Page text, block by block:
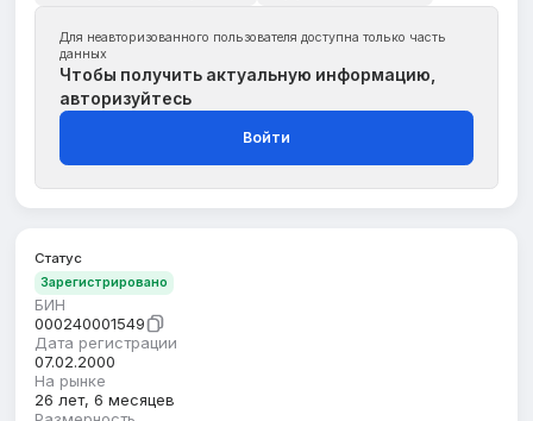
Для неавторизованного пользователя доступна только часть
данных
Чтобы получить актуальную информацию,
авторизуйтесь
Войти
Статус
Зарегистрировано
БИН
000240001549
Дата регистрации
07.02.2000
На рынке
26 лет, 6 месяцев